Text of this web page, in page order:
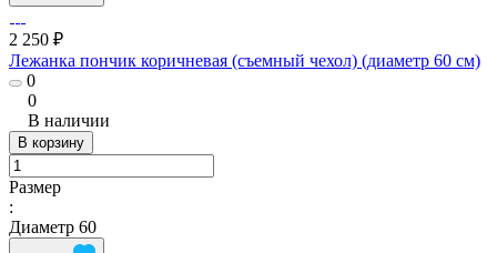
2 250 ₽
Лежанка пончик коричневая (съемный чехол) (диаметр 60 см)
0
0
В наличии
В корзину
Размер
:
Диаметр 60